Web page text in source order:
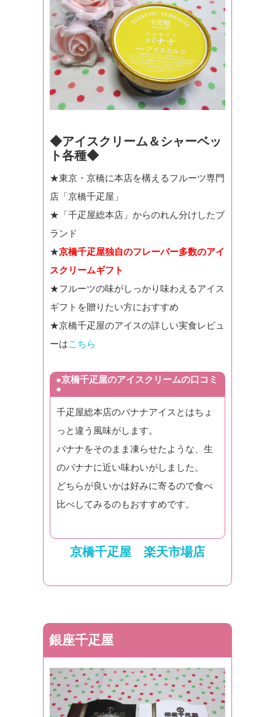
◆アイスクリーム＆シャーベッ
ト各種◆
★東京・京橋に本店を構えるフルーツ専門
店「京橋千疋屋」
★「千疋屋総本店」からのれん分けしたブ
ランド
★京橋千疋屋独自のフレーバー多数のアイ
スクリームギフト
★フルーツの味がしっかり味わえるアイス
ギフトを贈りたい方におすすめ
★京橋千疋屋のアイスの詳しい実食レビュ
ーはこちら
●京橋千疋屋のアイスクリームの口コミ
●
千疋屋総本店のバナナアイスとはちょ
っと違う風味がします。
バナナをそのまま凍らせたような、生
のバナナに近い味わいがしました。
どちらが良いかは好みに寄るので食べ
比べしてみるのもおすすめです。
京橋千疋屋 楽天市場店
銀座千疋屋